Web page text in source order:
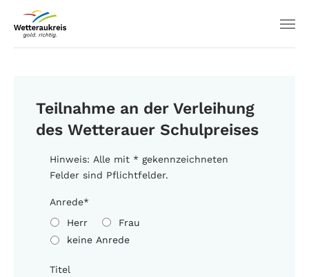
Teilnahme an der Verleihung
des Wetterauer Schulpreises
Hinweis: Alle mit * gekennzeichneten
Felder sind Pflichtfelder.
Anrede*
Herr
Frau
keine Anrede
Titel